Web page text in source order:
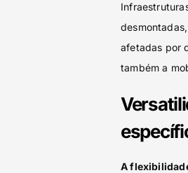
afetadas por
também a
A